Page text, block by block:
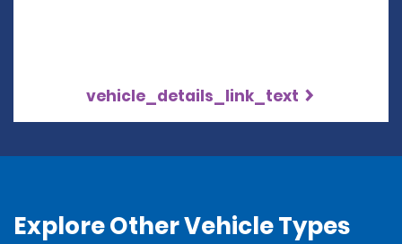
vehicle_details_link_text
Explore Other Vehicle Types